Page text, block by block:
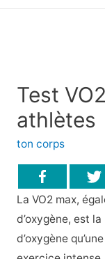
Test
athlètes
ton corps
La VO2 max,
d’oxygène, est
d’oxygène